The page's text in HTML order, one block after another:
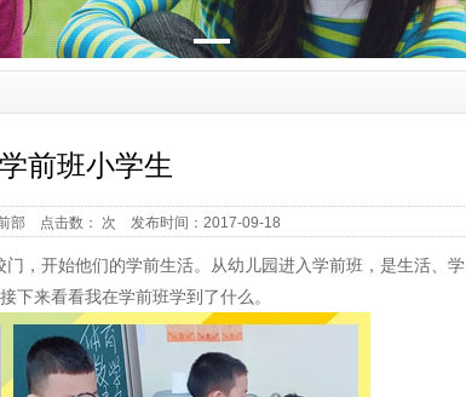
前班小学生
部 点击数： 次 发布时间：2017-09-18
，开始他们的学前生活。从幼儿园进入学前班，是生活、学
下来看看我在学前班学到了什么。